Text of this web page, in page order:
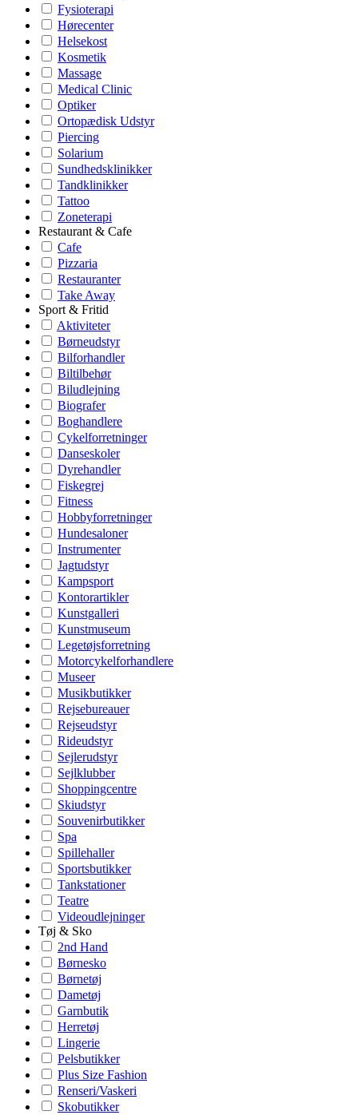
Fysioterapi
Hørecenter
Helsekost
Kosmetik
Massage
Medical Clinic
Optiker
Ortopædisk Udstyr
Piercing
Solarium
Sundhedsklinikker
Tandklinikker
Tattoo
Zoneterapi
Restaurant & Cafe
Cafe
Pizzaria
Restauranter
Take Away
Sport & Fritid
Aktiviteter
Børneudstyr
Bilforhandler
Biltilbehør
Biludlejning
Biografer
Boghandlere
Cykelforretninger
Danseskoler
Dyrehandler
Fiskegrej
Fitness
Hobbyforretninger
Hundesaloner
Instrumenter
Jagtudstyr
Kampsport
Kontorartikler
Kunstgalleri
Kunstmuseum
Legetøjsforretning
Motorcykelforhandlere
Museer
Musikbutikker
Rejsebureauer
Rejseudstyr
Rideudstyr
Sejlerudstyr
Sejlklubber
Shoppingcentre
Skiudstyr
Souvenirbutikker
Spa
Spillehaller
Sportsbutikker
Tankstationer
Teatre
Videoudlejninger
Tøj & Sko
2nd Hand
Børnesko
Børnetøj
Dametøj
Garnbutik
Herretøj
Lingerie
Pelsbutikker
Plus Size Fashion
Renseri/Vaskeri
Skobutikker